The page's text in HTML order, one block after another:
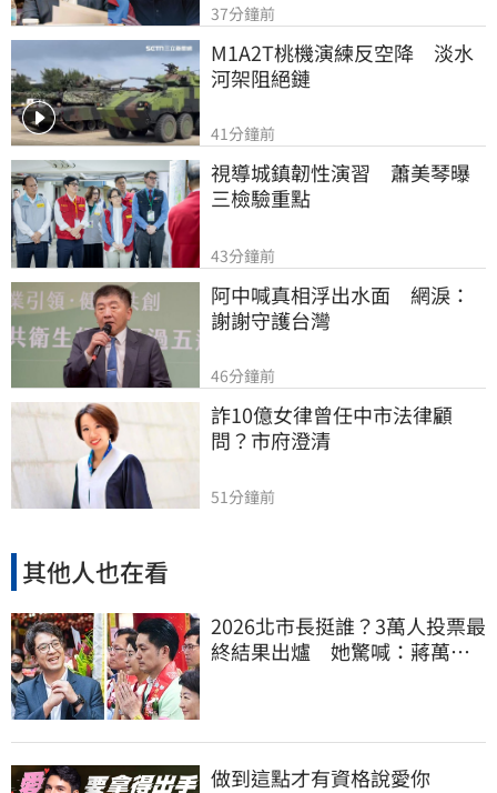
37分鐘前
M1A2T桃機演練反空降　淡水
河架阻絕鏈
41分鐘前
視導城鎮韌性演習　蕭美琴曝
三檢驗重點
43分鐘前
阿中喊真相浮出水面　網淚：
謝謝守護台灣
46分鐘前
詐10億女律曾任中市法律顧
問？市府澄清
51分鐘前
其他人也在看
2026北市長挺誰？3萬人投票最
終結果出爐 她驚喊：蔣萬安
做到這點才有資格說愛你